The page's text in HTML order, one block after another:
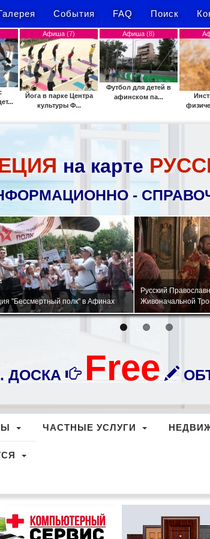
События FAQ Поиск
парке Центра
Ф...
Футбол для детей в
афинском па...
Инструктаж по
физической культ...
на карте
-
патриотическая игра "Зарница"
детей соотечественников
Церковь Панагия
Афинах.
ДОСКА Free
ЧАСТНЫЕ УСЛУГИ